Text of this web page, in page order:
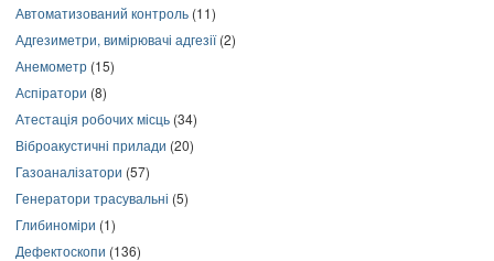
Автоматизований контроль (11)
Адгезиметри, вимірювачі адгезії(2)
Анемометр (15)
Аспіратори (8)
Атестація робочих місць (34)
Віброакустичні прилади (20)
Газоаналізатори (57)
Генератори трасувальні (5)
Глибиноміри (1)
Дефектоскопи (136)